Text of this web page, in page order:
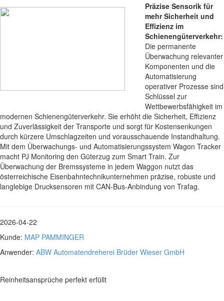
Präzise Sensorik für
mehr Sicherheit und
Effizienz im
Schienengüterverkehr:
Die permanente
Überwachung relevanter
Komponenten und die
Automatisierung
operativer Prozesse sind
Schlüssel zur
Wettbewerbsfähigkeit im
modernen Schienengüterverkehr. Sie erhöht die Sicherheit, Effizienz
und Zuverlässigkeit der Transporte und sorgt für Kostensenkungen
durch kürzere Umschlagzeiten und vorausschauende Instandhaltung.
Mit dem Überwachungs- und Automatisierungssystem Wagon Tracker
macht PJ Monitoring den Güterzug zum Smart Train. Zur
Überwachung der Bremssysteme in jedem Waggon nutzt das
österreichische Eisenbahntechnikunternehmen präzise, robuste und
langlebige Drucksensoren mit CAN-Bus-Anbindung von Trafag.
2026-04-22
Kunde: MAP PAMMINGER
Anwender: ABW Automatendreherei Brüder Wieser GmbH
Reinheitsansprüche perfekt erfüllt